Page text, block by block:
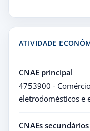
ATIVIDADE
CNAE principal
4753900 -
eletrodomésticos e
CNAEs secundários